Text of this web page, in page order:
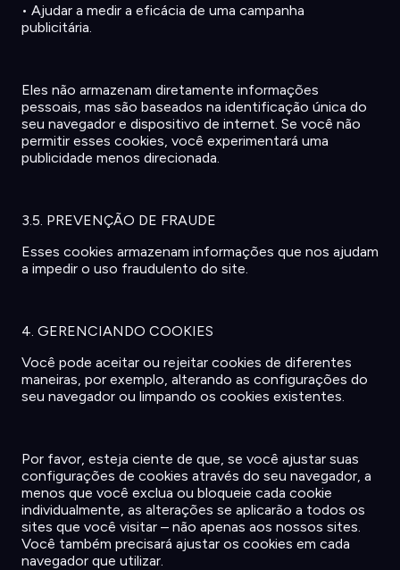
• Ajudar a medir a eficácia de uma campanha
publicitária.
Eles não armazenam diretamente informações
pessoais, mas são baseados na identificação única do
seu navegador e dispositivo de internet. Se você não
permitir esses cookies, você experimentará uma
publicidade menos direcionada.
3.5. PREVENÇÃO DE FRAUDE
Esses cookies armazenam informações que nos ajudam
a impedir o uso fraudulento do site.
4. GERENCIANDO COOKIES
Você pode aceitar ou rejeitar cookies de diferentes
maneiras, por exemplo, alterando as configurações do
seu navegador ou limpando os cookies existentes.
Por favor, esteja ciente de que, se você ajustar suas
configurações de cookies através do seu navegador, a
menos que você exclua ou bloqueie cada cookie
individualmente, as alterações se aplicarão a todos os
sites que você visitar – não apenas aos nossos sites.
Você também precisará ajustar os cookies em cada
navegador que utilizar.